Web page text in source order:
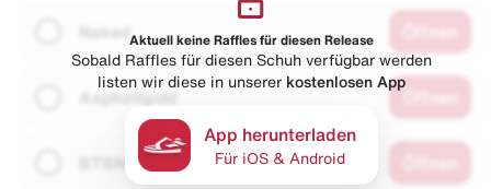
Naked
Asphaltgold
Aktuell keine Raffles für diesen Release
Sobald Raffles für diesen Schuh verfügbar werden
listen wir diese in unserer kostenlosen App
App herunterladen
Für iOS & Android